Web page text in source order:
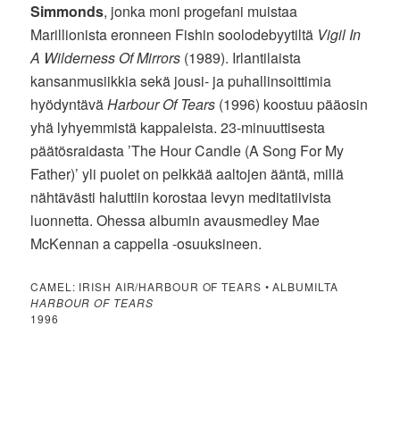
Simmonds, jonka moni progefani muistaa
Marillionista eronneen Fishin soolodebyytiltä Vigil In
A Wilderness Of Mirrors (1989). Irlantilaista
kansanmusiikkia sekä jousi- ja puhallinsoittimia
hyödyntäväHarbour Of Tears (1996) koostuu pääosin
yhä lyhyemmistä kappaleista. 23-minuuttisesta
päätösraidasta ’The Hour Candle (A Song For My
Father)’ yli puolet on pelkkää aaltojen ääntä, millä
nähtävästi haluttiin korostaa levyn meditatiivista
luonnetta. Ohessa albumin avausmedley Mae
McKennan a cappella -osuuksineen.
CAMEL: IRISH AIR/HARBOUR OF TEARS • ALBUMILTA
HARBOUR OF TEARS
1996